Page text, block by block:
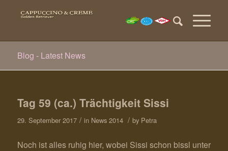
Blog - Latest News
Tag 59 (ca.) Trächtigkeit Sissi
29. September 2017 / in News 2014 / by Petra
Noch ist alles ruhig hier, wobei Sissi schon bissl unter